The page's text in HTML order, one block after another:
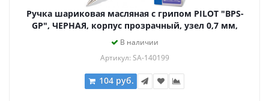
Ручка шариковая масляная с грипом PILOT "BPS-
GP", ЧЕРНАЯ, корпус прозрачный, узел 0,7 мм,
линия письма 0,21 мм, BPS-GP-F, BРS-GP-F
В наличии
Артикул: SA-140199
104 руб.